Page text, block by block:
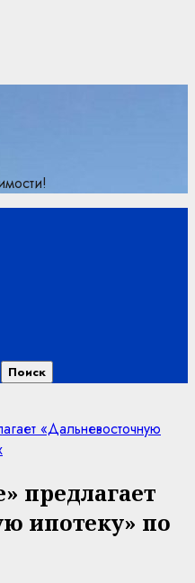
«Дальневосточную
предлагает
ипотеку» по